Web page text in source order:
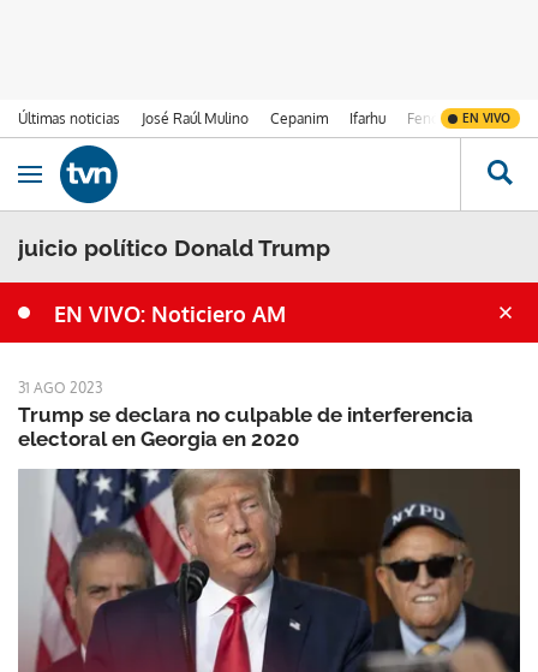
Últimas noticias José Raúl Mulino Cepanim Ifarhu Fenómeno de El
EN VIVO
Ir al contenido
Obrir navegació
juicio político Donald Trump
EN VIVO: Noticiero AM
31 AGO 2023
Trump se declara no culpable de interferencia
electoral en Georgia en 2020